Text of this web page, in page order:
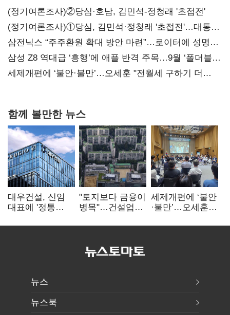
(정기여론조사)②당심·호남, 김민석-정청래 '초접전'
(정기여론조사)①당심, 김민석·정청래 '초접전'…대통령
지지도 '50% 아래로'(종합)
삼전닉스 “주주환원 확대 방안 마련”…로이터에 성명
보내
삼성 Z8 역대급 ‘흥행’에 애플 반격 주목…9월 ‘폴더블
대전’
세제개편에 ‘불안·불만’…오세훈 "전월세 구하기 더
함께 볼만한 뉴스
대우건설, 신임
대표에 '정통
부사장 내정
"토지보다 금융이
병목"…건설업계,
해소 목소리
세제개편에 ‘불안
·불만’…오세훈
더 힘들어질 것"
뉴스
뉴스북